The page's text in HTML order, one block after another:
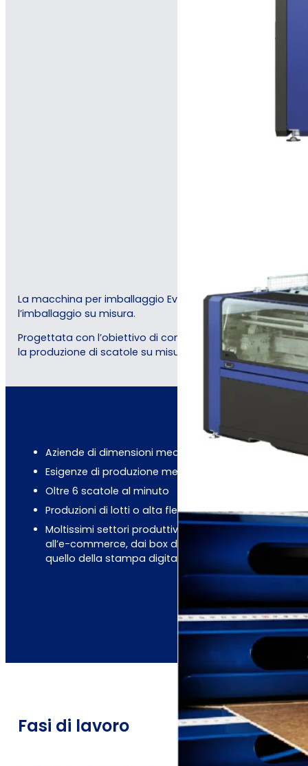
La macchina per imballaggio Evo, frutto di oltre 30 anni
l’imballaggio su misura.
Progettata con l’obiettivo di combinare esigenze di
la produzione di scatole su misura.
Aziende di dimensioni medie e grandi
Esigenze di produzione medio-alta
Oltre 6 scatole al minuto
Produzioni di lotti o alta flessibilità (lotto 1)
Moltissimi settori produttivi dall’arredamento
all’e-commerce, dai box doccia e automotive a
quello della stampa digitale
Scopri come Evo può rendere flessibile il tuo
Fasi di lavoro